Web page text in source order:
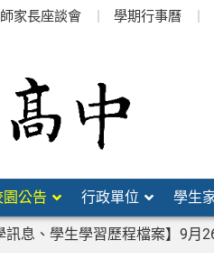
家長座談會 學期行事曆
園公告 行政單位 學生
訊息、學生學習歷程檔案】9